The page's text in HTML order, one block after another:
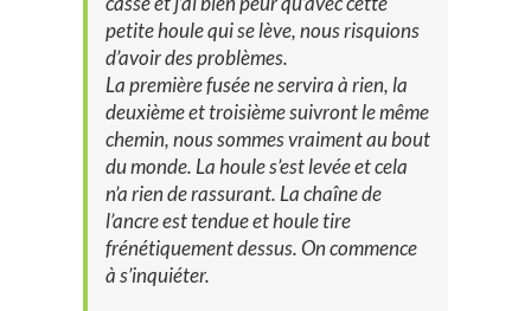
petite houle qui se lève, nous risquions
d’avoir des problèmes.
La première fusée ne servira à rien, la
deuxième et troisième suivront le même
chemin, nous sommes vraiment au bout
du monde. La houle s’est levée et cela
n’a rien de rassurant. La chaîne de
l’ancre est tendue et houle tire
frénétiquement dessus. On commence
à s’inquiéter.